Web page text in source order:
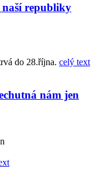
naší republiky
do 28.října. celý text
nám jen